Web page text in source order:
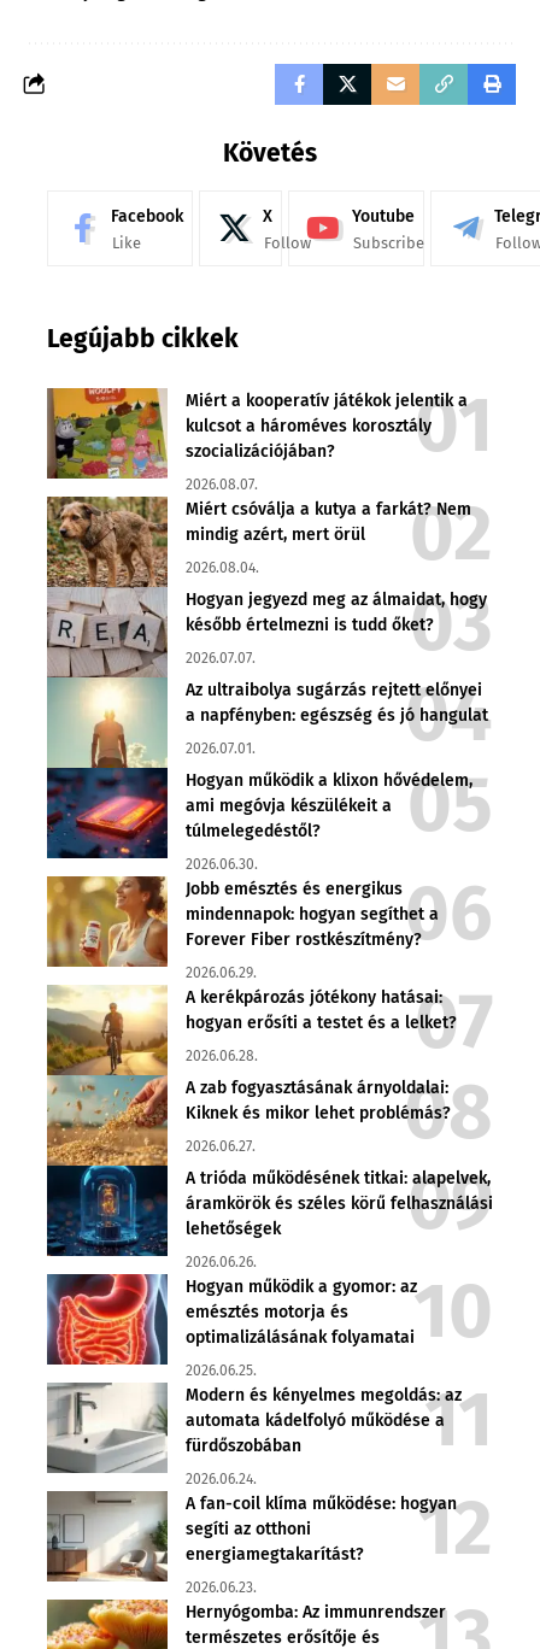
Követés
Facebook
Like
X
Follow
Youtube
Subscribe
Legújabb cikkek
Miért a kooperatív játékok jelentik a
kulcsot a hároméves korosztály
szocializációjában?
2026.08.07.
Miért csóválja a kutya a farkát? Nem
mindig azért, mert örül
2026.08.04.
Hogyan jegyezd meg az álmaidat, hogy
később értelmezni is tudd őket?
2026.07.07.
Az ultraibolya sugárzás rejtett előnyei
a napfényben: egészség és jó hangulat
2026.07.01.
Hogyan működik a klixon hővédelem,
ami megóvja készülékeit a
túlmelegedéstől?
2026.06.30.
Jobb emésztés és energikus
mindennapok: hogyan segíthet a
Forever Fiber rostkészítmény?
2026.06.29.
A kerékpározás jótékony hatásai:
hogyan erősíti a testet és a lelket?
2026.06.28.
A zab fogyasztásának árnyoldalai:
Kiknek és mikor lehet problémás?
2026.06.27.
A trióda működésének titkai: alapelvek,
áramkörök és széles körű felhasználási
lehetőségek
2026.06.26.
Hogyan működik a gyomor: az
emésztés motorja és
optimalizálásának folyamatai
2026.06.25.
Modern és kényelmes megoldás: az
automata kádelfolyó működése a
fürdőszobában
2026.06.24.
A fan-coil klíma működése: hogyan
segíti az otthoni
energiamegtakarítást?
2026.06.23.
Hernyógomba: Az immunrendszer
természetes erősítője és